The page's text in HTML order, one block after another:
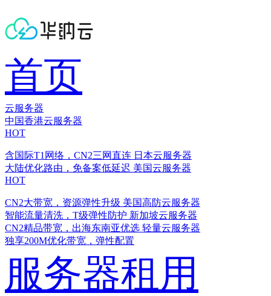
首页
云服务器
中国香港云服务器
HOT
含国际T1网络，CN2三网直连 日本云服务器
大陆优化路由，免备案低延迟 美国云服务器
HOT
CN2大带宽，资源弹性升级 美国高防云服务器
智能流量清洗，T级弹性防护 新加坡云服务器
CN2精品带宽，出海东南亚优选 轻量云服务器
独享200M优化带宽，弹性配置
服务器租用